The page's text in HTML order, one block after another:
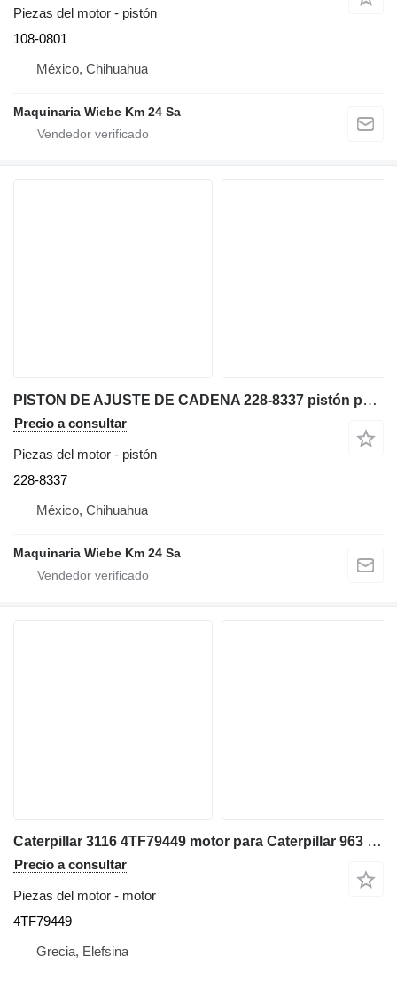
Piezas del motor - pistón
108-0801
México, Chihuahua
Maquinaria Wiebe Km 24 Sa
PISTON DE AJUSTE DE CADENA 228-8337 pistón para bulldozer
Precio a consultar
Piezas del motor - pistón
228-8337
México, Chihuahua
Maquinaria Wiebe Km 24 Sa
Caterpillar 3116 4TF79449 motor para Caterpillar 963 C bulldozer
Precio a consultar
Piezas del motor - motor
4TF79449
Grecia, Elefsina